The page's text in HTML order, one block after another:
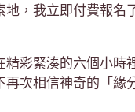
，我立即付費報名
彩緊湊的六個小時
次相信神奇的「緣